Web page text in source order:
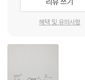
산을 하나 넘으니 또 다른
혜택 및 유의사항